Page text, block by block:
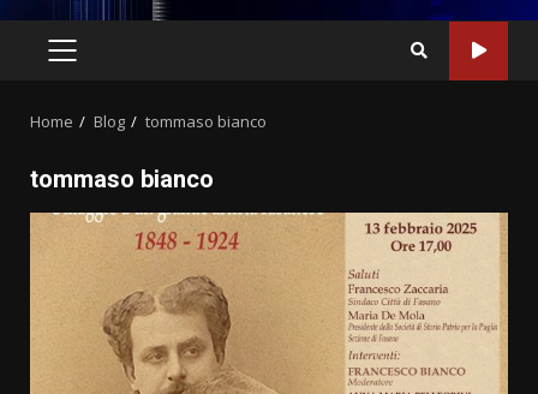
PRIMARY
Home Blog tommaso bianco
tommaso bianco